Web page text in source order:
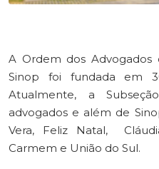
A Ordem dos Advogados
Sinop foi fundada em
Atualmente, a
advogados e além de
Vera, Feliz Natal,
Carmem e União do Sul.